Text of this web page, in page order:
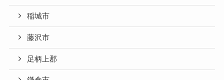
稲城市
藤沢市
足柄上郡